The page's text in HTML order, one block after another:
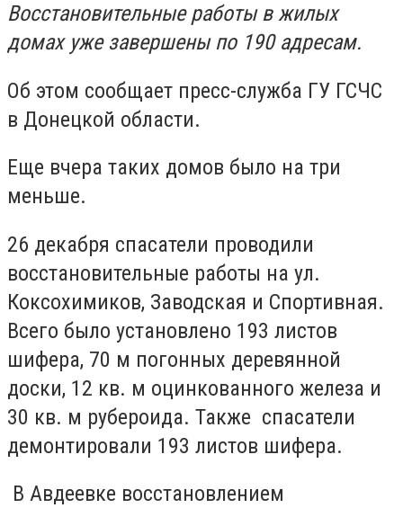
Восстановительные работы в жилых
домах уже завершены по 190 адресам.
Об этом сообщает пресс-служба ГУ ГСЧС
в Донецкой области.
Еще вчера таких домов было на три
меньше.
26 декабря спасатели проводили
восстановительные работы на ул.
Коксохимиков, Заводская и Спортивная.
Всего было установлено 193 листов
шифера, 70 м погонных деревянной
доски, 12 кв. м оцинкованного железа и
30 кв. м рубероида. Также спасатели
демонтировали 193 листов шифера.
В Авдеевке восстановлением